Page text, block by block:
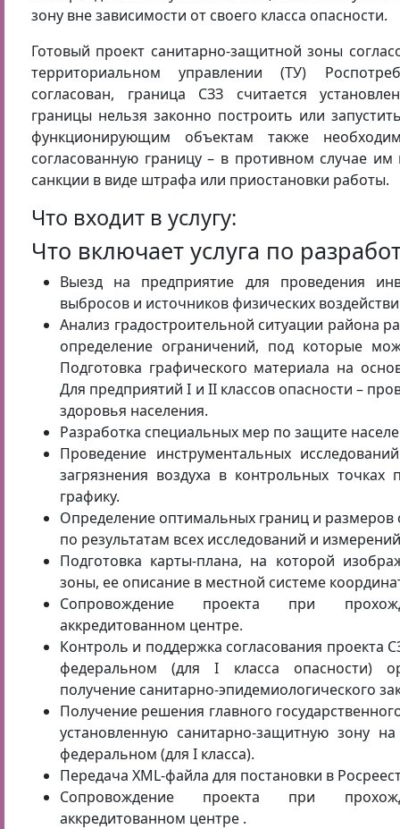
зону вне зависимости от своего класса опасности.
Готовый проект санитарно-защитной зоны
территориальном управлении (ТУ)
согласован, граница СЗЗ считается
границы нельзя законно построить или
функционирующим объектам также
согласованную границу – в противном случае им
санкции в виде штрафа или приостановки работы.
Что входит в услугу:
Что включает услуга по
Выезд на предприятие для проведения
выбросов и источников физических
Анализ градостроительной ситуации района
определение ограничений, под которые
Подготовка графического материала на
Для предприятий I и II классов опасности –
здоровья населения.
Разработка специальных мер по защите
Проведение инструментальных
загрязнения воздуха в контрольных точках
графику.
Определение оптимальных границ и
по результатам всех исследований и
Подготовка карты-плана, на которой
зоны, ее описание в местной системе
Сопровождение проекта при
аккредитованном центре.
Контроль и поддержка согласования проекта
федеральном (для I класса опасности)
получение санитарно-эпидемиологического
Получение решения главного
установленную санитарно-защитную зону
федеральном (для I класса).
Передача XML-файла для постановки в
Сопровождение проекта при
аккредитованном центре .